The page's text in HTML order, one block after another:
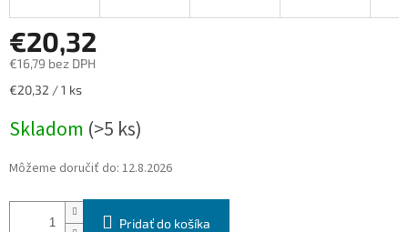
€20,32
€16,79 bez DPH
Jednotková
€20,32 / 1 ks
Skladom (>5 ks)
Môžeme doručiť do: 12.8.2026
Pridať do košíka